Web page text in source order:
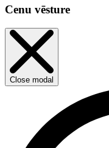
Cenu vēsture
Close modal